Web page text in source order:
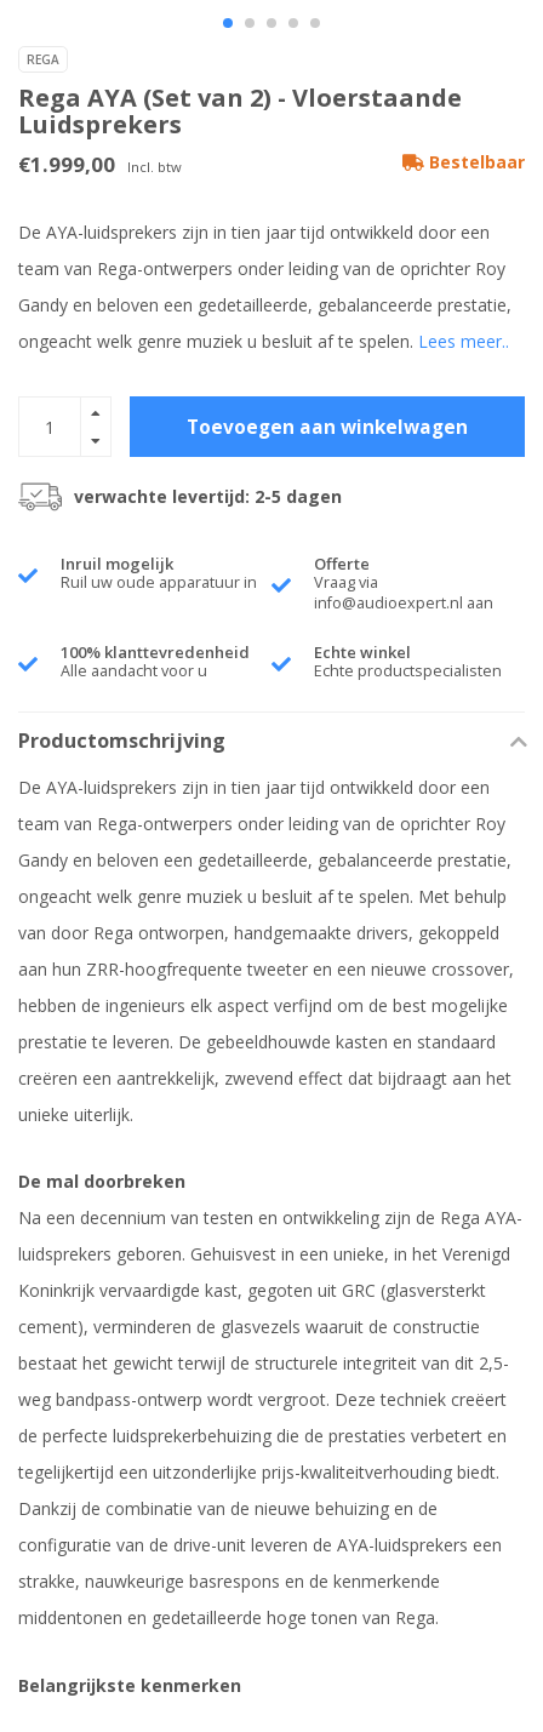
REGA
Rega AYA (Set van 2) - Vloerstaande
Luidsprekers
€1.999,00 Incl. btw Bestelbaar
De AYA-luidsprekers zijn in tien jaar tijd ontwikkeld door een
team van Rega-ontwerpers onder leiding van de oprichter Roy
Gandy en beloven een gedetailleerde, gebalanceerde prestatie,
ongeacht welk genre muziek u besluit af te spelen. Lees meer..
Toevoegen aan winkelwagen
verwachte levertijd: 2-5 dagen
Inruil mogelijk
Ruil uw oude apparatuur in
Offerte
Vraag via
info@audioexpert.nl aan
100% klanttevredenheid
Alle aandacht voor u
Echte winkel
Echte productspecialisten
Productomschrijving
De AYA-luidsprekers zijn in tien jaar tijd ontwikkeld door een
team van Rega-ontwerpers onder leiding van de oprichter Roy
Gandy en beloven een gedetailleerde, gebalanceerde prestatie,
ongeacht welk genre muziek u besluit af te spelen. Met behulp
van door Rega ontworpen, handgemaakte drivers, gekoppeld
aan hun ZRR-hoogfrequente tweeter en een nieuwe crossover,
hebben de ingenieurs elk aspect verfijnd om de best mogelijke
prestatie te leveren. De gebeeldhouwde kasten en standaard
creëren een aantrekkelijk, zwevend effect dat bijdraagt ​​aan het
unieke uiterlijk.
De mal doorbreken
Na een decennium van testen en ontwikkeling zijn de Rega AYA-
luidsprekers geboren. Gehuisvest in een unieke, in het Verenigd
Koninkrijk vervaardigde kast, gegoten uit GRC (glasversterkt
cement), verminderen de glasvezels waaruit de constructie
bestaat het gewicht terwijl de structurele integriteit van dit 2,5-
weg bandpass-ontwerp wordt vergroot. Deze techniek creëert
de perfecte luidsprekerbehuizing die de prestaties verbetert en
tegelijkertijd een uitzonderlijke prijs-kwaliteitverhouding biedt.
Dankzij de combinatie van de nieuwe behuizing en de
configuratie van de drive-unit leveren de AYA-luidsprekers een
strakke, nauwkeurige basrespons en de kenmerkende
middentonen en gedetailleerde hoge tonen van Rega.
Belangrijkste kenmerken